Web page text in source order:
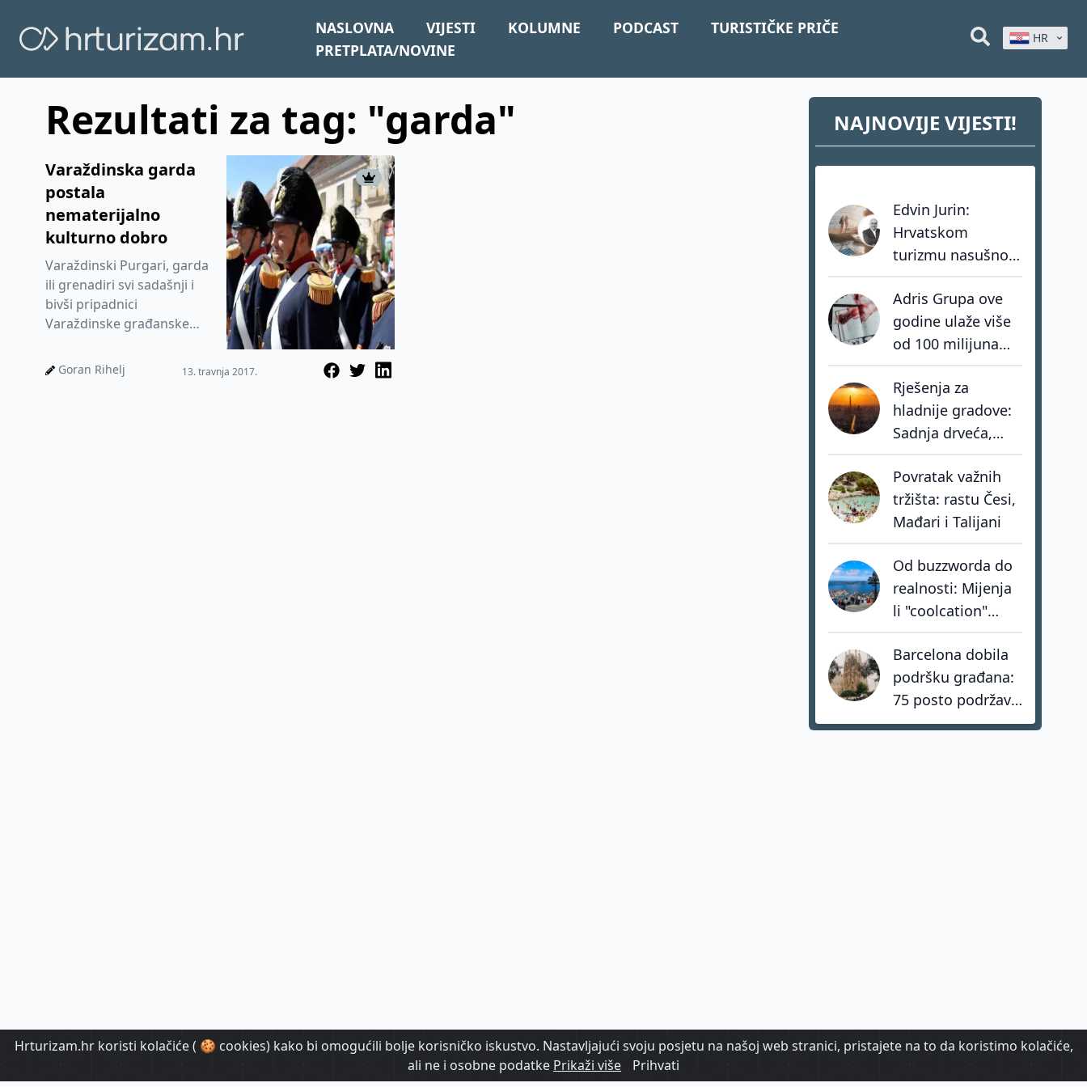
NASLOVNA VIJESTI KOLUMNE PODCAST
TURISTIČKE PRIČE
PRETPLATA/NOVINE
HR
Rezultati za tag: "garda"
Varaždinska garda
postala
nematerijalno
kulturno dobro
Varaždinski Purgari, garda
ili grenadiri svi sadašnji i
bivši pripadnici
Varaždinske građanske
od 1750. godine, od sada
Goran Rihelj 13. travnja 2017.
NAJNOVIJE VIJESTI!
Edvin Jurin:
Hrvatskom
turizmu nasušno
nedostaju
hrabrost, stav i -
akcija
Adris Grupa ove
godine ulaže više
od 100 milijuna
eura u turistički
portfelj
Rješenja za
hladnije gradove:
Sadnja drveća,
zeleni krovovi i
pametno hlađenje
zgrada
Povratak važnih
tržišta: rastu Česi,
Mađari i Talijani
Od buzzworda do
realnosti: Mijenja
li "coolcation"
stvarno turističku
kartu Europe?
Barcelona dobila
podršku građana:
75 posto podržava
zabranu turističkih
Hrturizam.hr koristi kolačiće ( 🍪 cookies) kako bi omogućili bolje korisničko iskustvo. Nastavljajući svoju posjetu na našoj web stranici, pristajete na to da koristimo kolačiće,
ali ne i osobne podatke Prikaži više Prihvati